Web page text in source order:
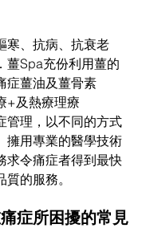
寒、抗病、抗衰老
薑Spa充份利用薑的
症薑油及薑骨素
+及熱療理療
管理，以不同的方式
擁用專業的醫學技術
求令痛症者得到最快
的服務。
症所困擾的常見